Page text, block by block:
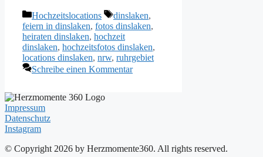
Kategorien
Hochzeitslocations Schlagwörter
dinslaken,
feiern in dinslaken, fotos dinslaken,
heiraten dinslaken, hochzeit
dinslaken, hochzeitsfotos dinslaken,
locations dinslaken, nrw, ruhrgebiet
Schreibe einen Kommentar
Impressum
Datenschutz
Instagram
© Copyright 2026 by Herzmomente360. All rights reserved.